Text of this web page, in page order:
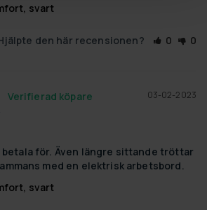
svart
den här recensionen? 0 0
03-02-2023
betala för. Även längre sittande tröttar
med en elektrisk arbetsbord.
svart